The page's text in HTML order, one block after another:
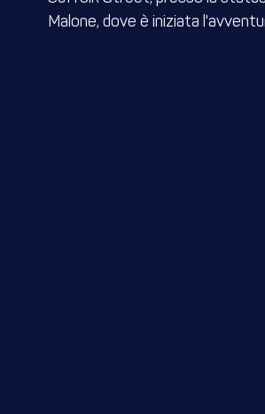
Malone, dove è iniziata